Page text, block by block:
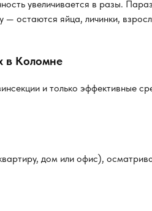
увеличивается в разы.
остаются яйца, личинки,
в Коломне
и только эффективные
дом или офис),